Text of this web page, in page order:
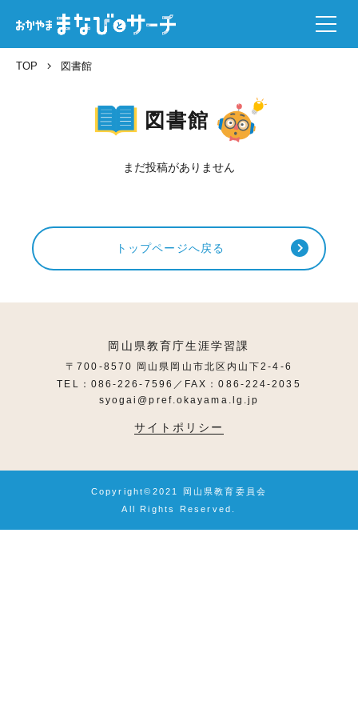
TOP 図書館
図書館
まだ投稿がありません
トップページへ戻る
岡山県教育庁生涯学習課
〒700-8570 岡山県岡山市北区内山下2-4-6
TEL：086-226-7596／FAX：086-224-2035
syogai@pref.okayama.lg.jp
サイトポリシー
Copyright©2021 岡山県教育委員会
All Rights Reserved.